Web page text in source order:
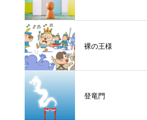
裸の王様
登竜門